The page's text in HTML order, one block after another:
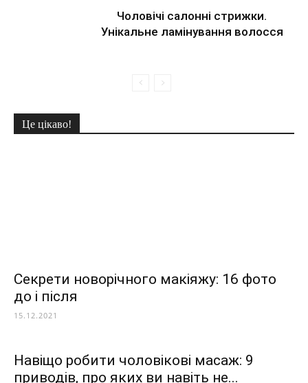
Чоловічі салонні стрижки.
Унікальне ламінування волосся
Це цікаво!
Секрети новорічного макіяжу: 16 фото
до і після
15.12.2021
Навіщо робити чоловікові масаж: 9
приводів, про яких ви навіть не...